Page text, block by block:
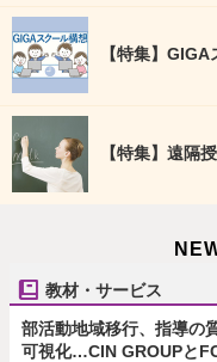
【特集】
【特集】遠隔
教材・サービス
部活動地域移行、指導の
可視化…CIN GROUPと